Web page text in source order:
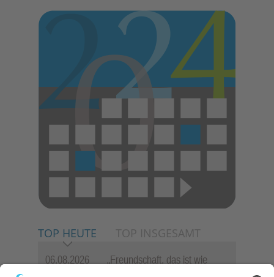
TOP HEUTE TOP INSGESAMT
06.08.2026
„Freundschaft, das ist wie